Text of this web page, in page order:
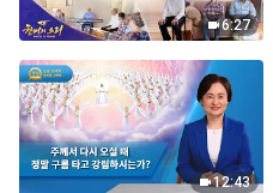
6:27
12:43